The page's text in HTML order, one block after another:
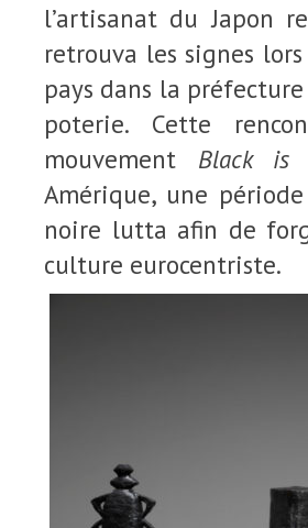
l’artisanat du Japon
retrouva les signes
pays dans la
poterie. Cette
mouvement Black is
Amérique, une
noire lutta afin de
culture eurocentriste.